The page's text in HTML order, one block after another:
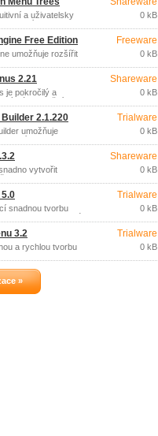
a uživatelsky
na webových
pro manipulaci s
hierarchického
0 kB
Free Edition
umožňuje rozšířit
prezentaci na
fulltextový
Freeware
0 kB
2.21
je pokročilý a
vám umožní
plně funkční DHTML
se všemi
a to bez
řádky kódu.
Shareware
0 kB
Builder 2.1.220
umožňuje
navigace
záložek na
Trialware
0 kB
vytvořit
web, intranet, CD,
dokumentaci.
Shareware
0 kB
snadnou tvorbu
menu pro webové
Trialware
0 kB
3.2
a rychlou tvorbu
menu se
bez nároků na
a zkušenosti s
Trialware
0 kB
»